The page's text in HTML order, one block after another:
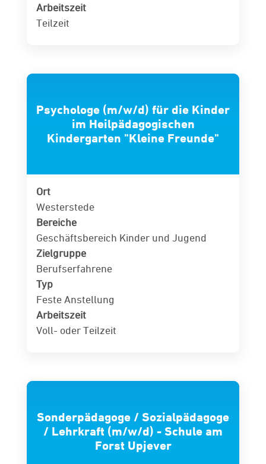
Arbeitszeit
Teilzeit
Psychologe (m/w/d) für die Kinder
im Heilpädagogischen
Kindergarten "Kleine Freunde"
Ort
Westerstede
Bereiche
Geschäftsbereich Kinder und Jugend
Zielgruppe
Berufserfahrene
Typ
Feste Anstellung
Arbeitszeit
Voll- oder Teilzeit
Sonderpädagoge / Sozialpädagoge
/ Lehrkraft (m/w/d) - Schule am
Forst Upjever